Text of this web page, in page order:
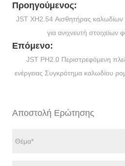
Προηγούμενος:
JST XH2.54 Αισθητήρας
για ανιχνευτή στοιχείων
Επόμενο:
JST PH2.0 Περιστρεφόμενη
ενέργειας Συγκρότημα καλωδίου
Αποστολή Ερώτησης